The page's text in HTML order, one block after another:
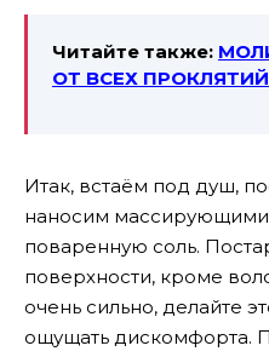
Читайте также:
ОТ ВСЕХ ПРОКЛЯТИЙ
Итак, встаём под душ,
наносим
поваренную соль.
поверхности, кроме
очень сильно, делайте
ощущать дискомфорта.